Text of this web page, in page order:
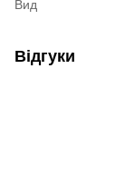
Вид
Відгуки